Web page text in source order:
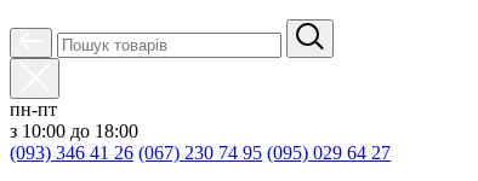
пн-пт
з 10:00 до 18:00
(093) 346 41 26 (067) 230 74 95 (095) 029 64 27